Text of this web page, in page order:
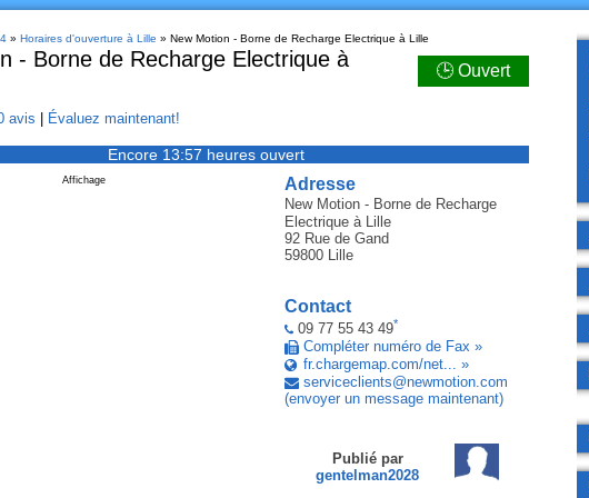
» Horaires d'ouverture à Lille » New Motion - Borne de Recharge Electrique à Lille
- Borne de Recharge Electrique à
🕒 Ouvert
avis Évaluez maintenant!
Encore 13:57 heures ouvert
Adresse
New Motion - Borne de Recharge
Electriqueà Lille
92 Rue de Gand
59800 Lille
Contact
09 77 55 43 49*
Compléter numéro de Fax »
fr.chargemap.com/net... »
serviceclients@newmotion.com
(envoyer un message maintenant)
Publié par
gentelman2028
Affichage